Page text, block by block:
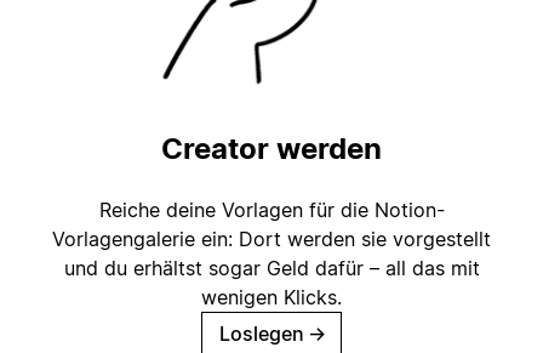
Creator werden
Reiche deine Vorlagen für die Notion-
Vorlagengalerie ein: Dort werden sie vorgestellt
und du erhältst sogar Geld dafür – all das mit
wenigen Klicks.
Loslegen →